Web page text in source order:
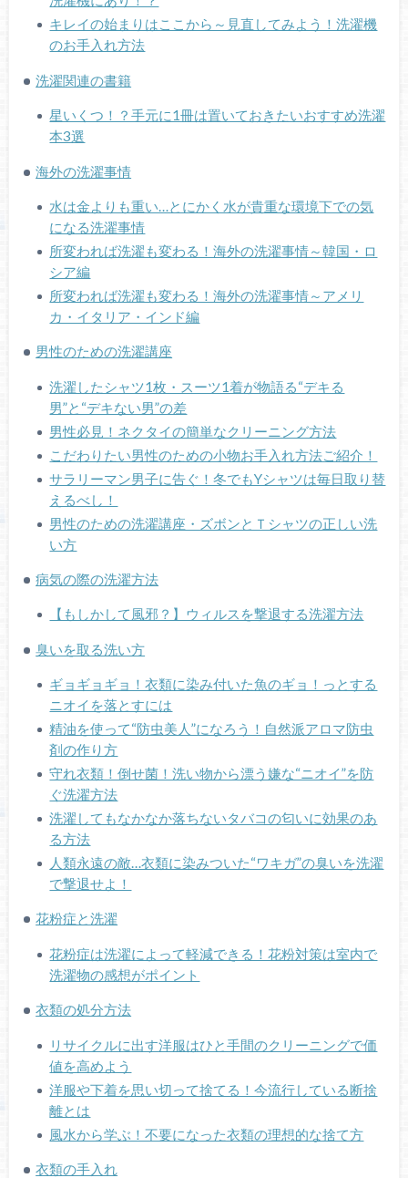
キレイの始まりはここから～見直してみよう！洗濯機
のお手入れ方法
洗濯関連の書籍
星いくつ！？手元に1冊は置いておきたいおすすめ洗濯
本3選
海外の洗濯事情
水は金よりも重い…とにかく水が貴重な環境下での気
になる洗濯事情
所変われば洗濯も変わる！海外の洗濯事情～韓国・ロ
シア編
所変われば洗濯も変わる！海外の洗濯事情～アメリ
カ・イタリア・インド編
男性のための洗濯講座
洗濯したシャツ1枚・スーツ1着が物語る“デキる
男”と“デキない男”の差
男性必見！ネクタイの簡単なクリーニング方法
こだわりたい男性のための小物お手入れ方法ご紹介！
サラリーマン男子に告ぐ！冬でもYシャツは毎日取り替
えるべし！
男性のための洗濯講座・ズボンとＴシャツの正しい洗
い方
病気の際の洗濯方法
【もしかして風邪？】ウィルスを撃退する洗濯方法
臭いを取る洗い方
ギョギョギョ！衣類に染み付いた魚のギョ！っとする
ニオイを落とすには
精油を使って“防虫美人”になろう！自然派アロマ防虫
剤の作り方
守れ衣類！倒せ菌！洗い物から漂う嫌な“ニオイ”を防
ぐ洗濯方法
洗濯してもなかなか落ちないタバコの匂いに効果のあ
る方法
人類永遠の敵…衣類に染みついた“ワキガ”の臭いを洗濯
で撃退せよ！
花粉症と洗濯
花粉症は洗濯によって軽減できる！花粉対策は室内で
洗濯物の感想がポイント
衣類の処分方法
リサイクルに出す洋服はひと手間のクリーニングで価
値を高めよう
洋服や下着を思い切って捨てる！今流行している断捨
離とは
風水から学ぶ！不要になった衣類の理想的な捨て方
衣類の手入れ